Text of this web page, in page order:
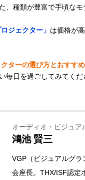
、種類が豊富で手頃なモ
ジェクター」 は価格が
ターの選び方とおすす
毎日を過ごしてみてくだ
オーディオ・ビジュア
鴻池 賢三
VGP（ビジュアルグ
会座長。THX/ISF認定